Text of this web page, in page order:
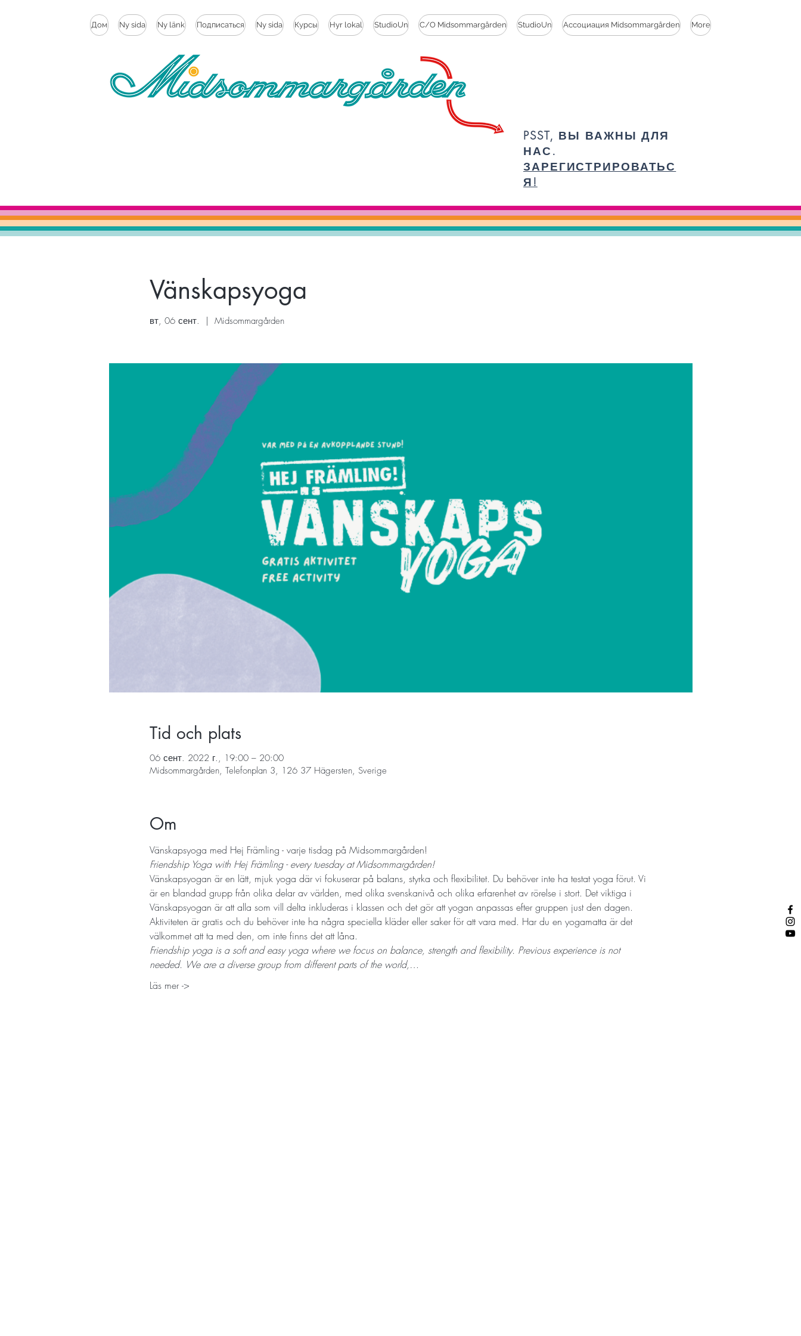
Дом Ny sida Ny länk Подписаться Ny sida Курсы Hyr lokal StudioUn C/O Midsommargården StudioUn Ассоциация Midsommargården More
PSST, ВЫ ВАЖНЫ ДЛЯ
НАС.
ЗАРЕГИСТРИРОВАТЬС
Я!
Vänskapsyoga
вт, 06 сент.
  |
Midsommargården
Tid och plats
06 сент. 2022 г., 19:00 – 20:00
Midsommargården, Telefonplan 3, 126 37 Hägersten, Sverige
Om
Vänskapsyoga med Hej Främling - varje tisdag på Midsommargården!
Friendship Yoga with Hej Främling - every tuesday at Midsommargården!
Vänskapsyogan är en lätt, mjuk yoga där vi fokuserar på balans, styrka och flexibilitet. Du behöver inte ha testat yoga förut. Vi
är en blandad grupp från olika delar av världen, med olika svenskanivå och olika erfarenhet av rörelse i stort. Det viktiga i
Vänskapsyogan är att alla som vill delta inkluderas i klassen och det gör att yogan anpassas efter gruppen just den dagen.
Aktiviteten är gratis och du behöver inte ha några speciella kläder eller saker för att vara med. Har du en yogamatta är det
välkommet att ta med den, om inte finns det att låna.
Friendship yoga is a soft and easy yoga where we focus on balance, strength and flexibility. Previous experience is not
needed. We are a diverse group from different parts of the world,…
Läs mer ->